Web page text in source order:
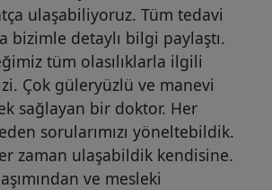
ulaşabiliyoruz. Tüm tedavi
bizimle detaylı bilgi paylaştı.
tüm olasılıklarla ilgili
Çok güleryüzlü ve manevi
sağlayan bir doktor. Her
sorularımızı yöneltebildik.
zaman ulaşabildik kendisine.
ve mesleki